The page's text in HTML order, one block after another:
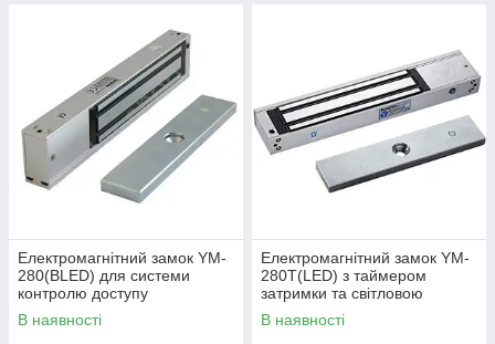
Електромагнітний замок YM-
280(BLED) для системи
контролю доступу
В наявності
Електромагнітний замок YM-
280T(LED) з таймером
затримки та світловою
індикацією для системи
контролю доступу
В наявності